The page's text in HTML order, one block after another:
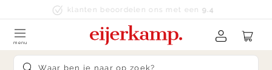
Skip to contentklanten beoordelen ons met een 9.4
menu